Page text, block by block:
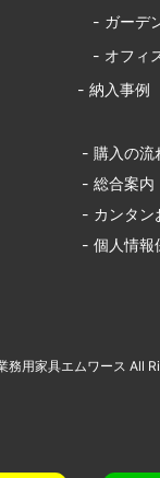
- ガーデ
- オフィ
- 納入事例
- 購入の流
- 総合案内
- カンタン
- 個人情報
用家具エムワース All